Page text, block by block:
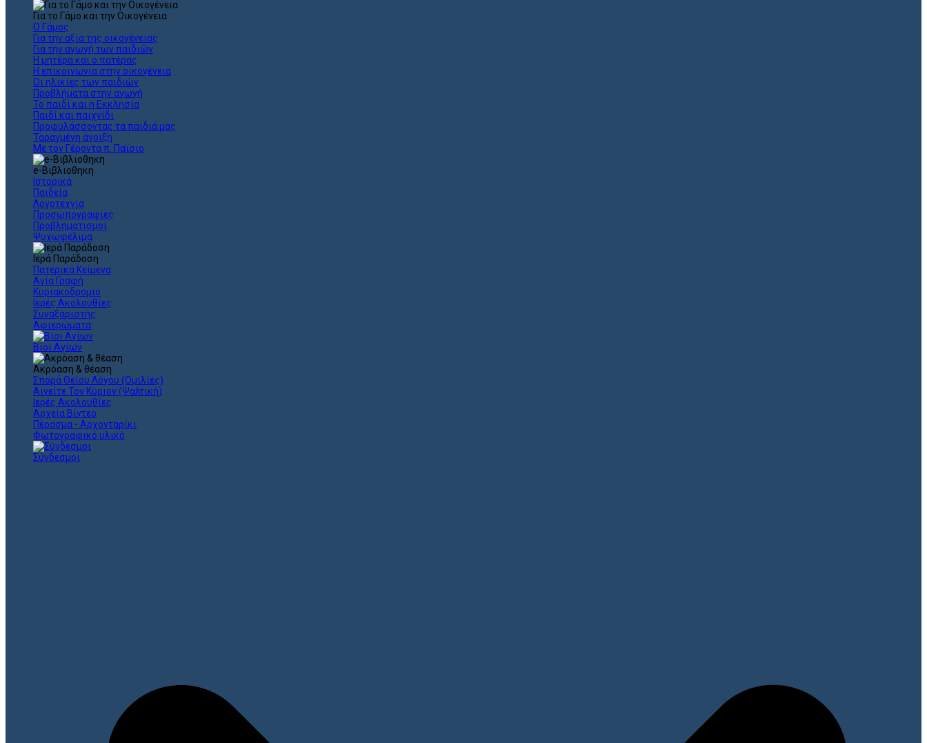
Για το Γάμο και την Οικογένεια
Ο Γάμος
Για την αξία της οικογένειας
Για την αγωγή των παιδιών
Η μητέρα και ο πατέρας
Η επικοινωνία στην οικογένεια
Οι ηλικίες των παιδιών
Προβλήματα στην αγωγή
Το παιδί και η Εκκλησία
Παιδί και παιχνίδι
Προφυλάσσοντας τα παιδιά μας
Ταραγμένη άνοιξη
Με τον Γέροντα π. Παϊσιο
e-Βιβλιοθηκη
Ιστορικά
Παιδεία
Λογοτεχνία
Προσωπογραφίες
Προβληματισμοί
Ψυχωφέλιμα
Ιερά Παράδοση
Πατερικά Κείμενα
Αγία Γραφή
Κυριακοδρόμιο
Ιερές Ακολουθίες
Συναξαριστής
Αφιερώματα
Βίοι Αγίων
Ακρόαση & θέαση
Σπορά Θείου Λόγου (Ομιλίες)
Αινείτε Τον Κύριον (Ψαλτική)
Ιερές Ακολουθίες
Αρχεία Βίντεο
Πέρασμα - Αρχονταρίκι
Φωτογραφικό υλικό
Σύνδεσμοι